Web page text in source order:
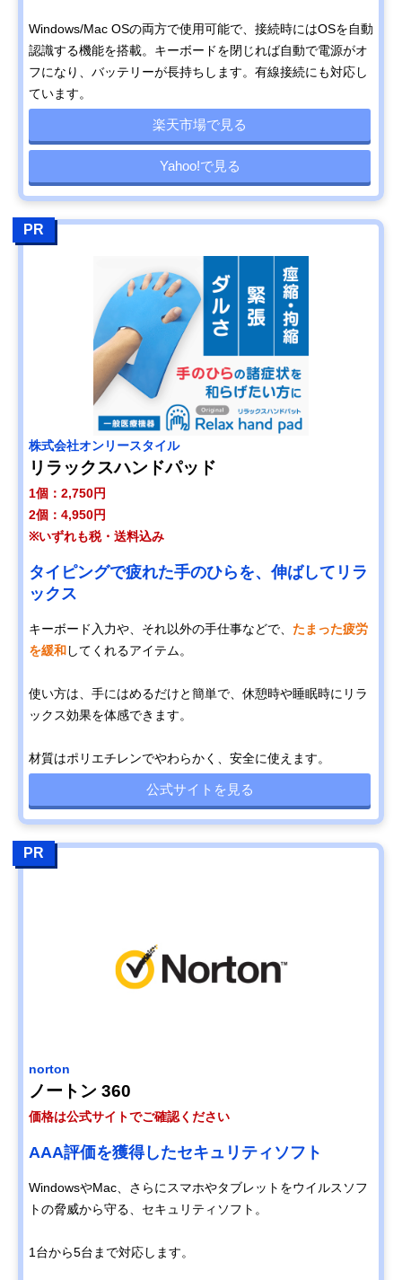
Windows/Mac OSの両方で使用可能で、接続時にはOSを自動
認識する機能を搭載。キーボードを閉じれば自動で電源がオ
フになり、バッテリーが長持ちします。有線接続にも対応し
ています。
楽天市場で見る
Yahoo!で見る
PR
株式会社オンリースタイル
リラックスハンドパッド
1個：2,750円
2個：4,950円
※いずれも税・送料込み
タイピングで疲れた手のひらを、伸ばしてリラ
ックス
キーボード入力や、それ以外の手仕事などで、 たまった疲労
を緩和してくれるアイテム。
使い方は、手にはめるだけと簡単で、休憩時や睡眠時にリラ
ックス効果を体感できます。
材質はポリエチレンでやわらかく、安全に使えます。
公式サイトを見る
PR
norton
ノートン 360
価格は公式サイトでご確認ください
AAA評価を獲得したセキュリティソフト
WindowsやMac、さらにスマホやタブレットをウイルスソフ
トの脅威から守る、セキュリティソフト。
1台から5台まで対応します。